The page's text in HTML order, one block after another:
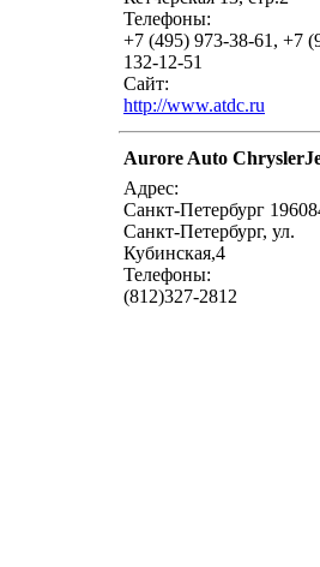
Телефоны:
+7 (495) 973-38-61, +7
132-12-51
Сайт:
http://www.atdc.ru
Aurore Auto
Адрес:
Санкт-Петербург
Санкт-Петербург, ул.
Кубинская,4
Телефоны:
(812)327-2812